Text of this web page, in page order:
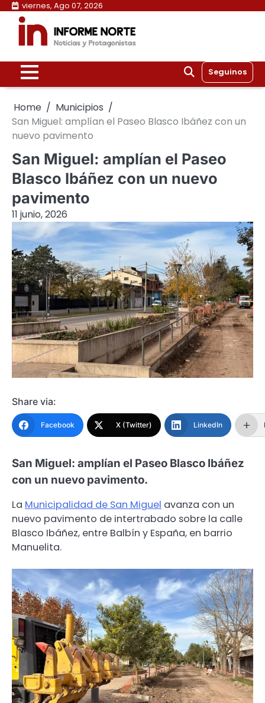
Skip
content
viernes, Ago 07, 2026
Seguinos
Home
Municipios
San Miguel: amplían el Paseo Blasco Ibáñez con un
nuevo pavimento
San Miguel: amplían el Paseo
Blasco Ibáñez con un nuevo
pavimento
11 junio, 2026
Share via:
Facebook X (Twitter) LinkedIn
San Miguel: amplían el Paseo Blasco Ibáñez
con un nuevo pavimento.
La Municipalidad de San Miguel avanza con un
nuevo pavimento de intertrabado sobre la calle
Blasco Ibáñez, entre Balbín y España, en barrio
Manuelita.